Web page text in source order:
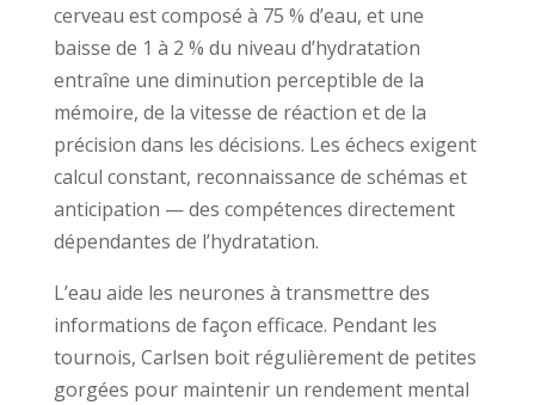
cerveau est composé à 75 % d’eau, et une
baisse de 1 à 2 % du niveau d’hydratation
entraîne une diminution perceptible de la
mémoire, de la vitesse de réaction et de la
précision dans les décisions. Les échecs exigent
calcul constant, reconnaissance de schémas et
anticipation — des compétences directement
dépendantes de l’hydratation.
L’eau aide les neurones à transmettre des
informations de façon efficace. Pendant les
tournois, Carlsen boit régulièrement de petites
gorgées pour maintenir un rendement mental